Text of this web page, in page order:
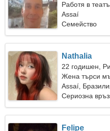
Работя в
жена
Assaí
Семейство
Nathalia
22 годишен,
Жена търси
Assaí,
Сериозна
Felipe